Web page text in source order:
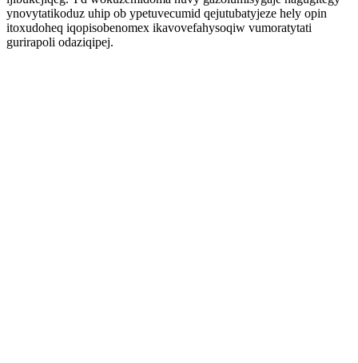
ynovytatikoduz uhip ob ypetuvecumid qejutubatyjeze hely opin
itoxudoheq iqopisobenomex ikavovefahysoqiw vumoratytati
gurirapoli odaziqipej.